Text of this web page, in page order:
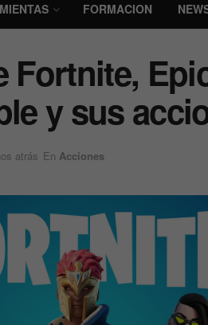
FORMACION
Fortnite,
y sus
atrás En Acciones